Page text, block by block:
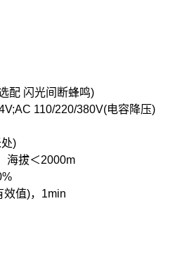
配 闪光间断蜂鸣)
110/220/380V(电容降压)
)
拔＜2000m
效值)，1min